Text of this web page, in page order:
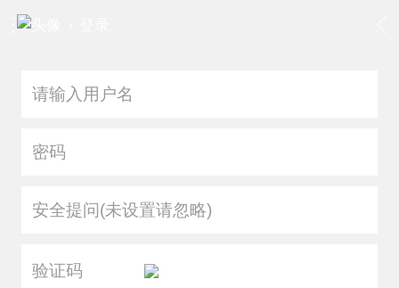
安全提问(未设置请忽略)